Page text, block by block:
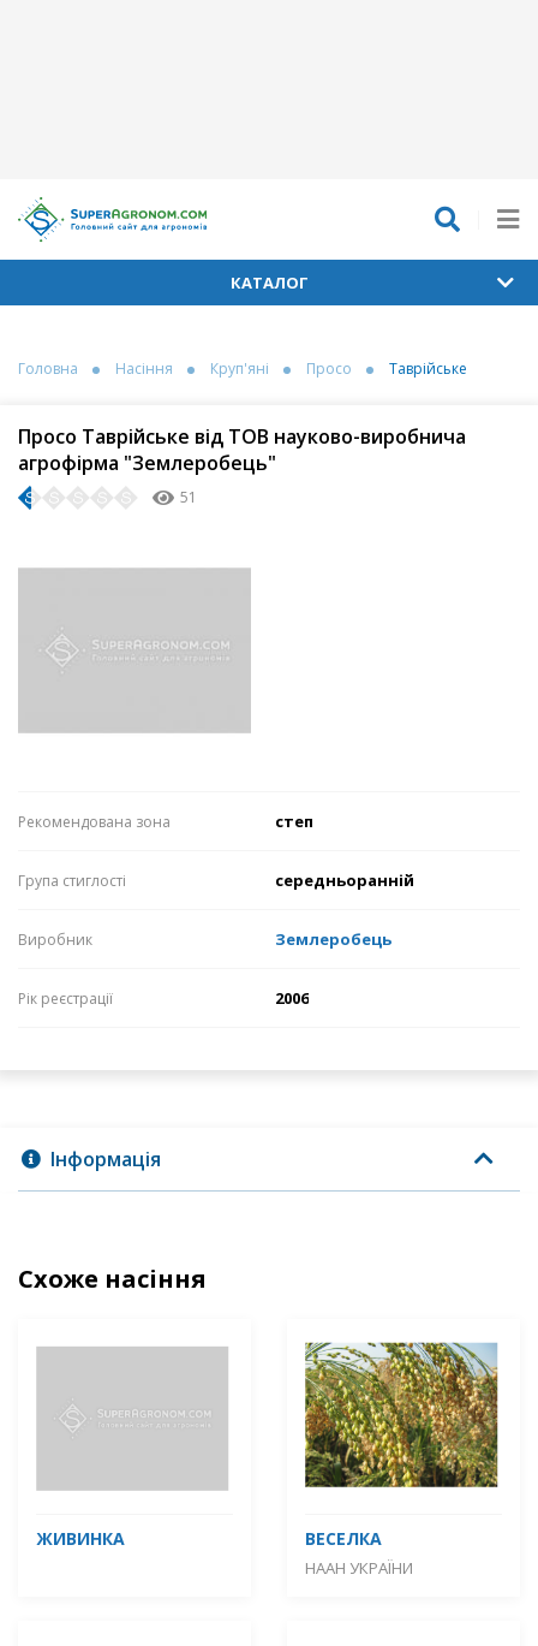
КАТАЛОГ
Головна Насіння Круп'яні Просо Таврійське
Просо Таврійське від ТОВ науково-виробнича
агрофірма "Землеробець"
51
Рекомендована зона степ
Група стиглості середньоранній
Виробник Землеробець
Рік реєстрації 2006
Інформація
Схоже насіння
ЖИВИНКА ВЕСЕЛКА
НААН УКРАЇНИ